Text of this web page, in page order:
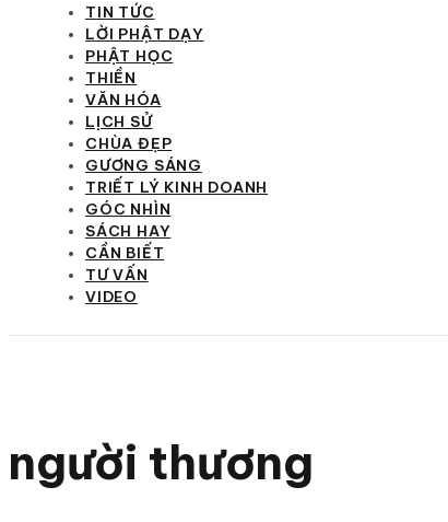
TIN TỨC
LỜI PHẬT DẠY
PHẬT HỌC
THIỀN
VĂN HÓA
LỊCH SỬ
CHÙA ĐẸP
GƯƠNG SÁNG
TRIẾT LÝ KINH DOANH
GÓC NHÌN
SÁCH HAY
CẦN BIẾT
TƯ VẤN
VIDEO
người thương